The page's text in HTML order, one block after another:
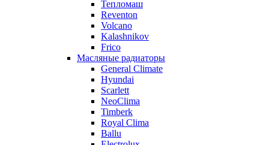
Тепломаш
Reventon
Volcano
Kalashnikov
Frico
Масляные радиаторы
General Climate
Hyundai
Scarlett
NeoClima
Timberk
Royal Clima
Ballu